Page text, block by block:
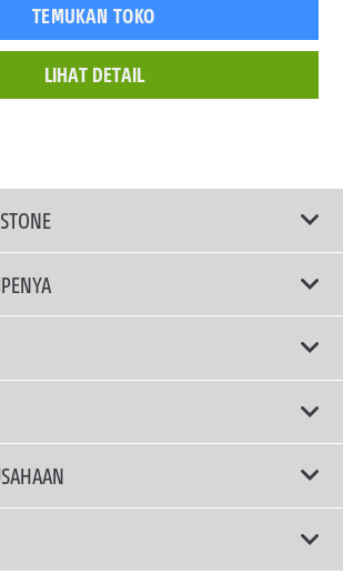
TEMUKAN TOKO
LIHAT DETAIL
Bakar